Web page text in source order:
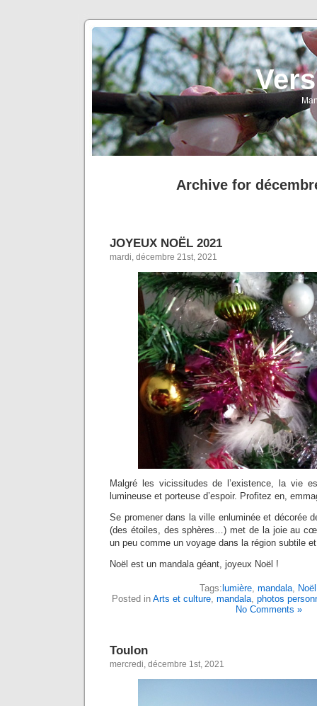
Archive for
JOYEUX NOËL 2021
mardi, décembre 21st, 2021
Malgré les vicissitudes de l’existence, la vie
lumineuse et porteuse d’espoir. Profitez en,
Se promener dans la ville enluminée et décorée
(des étoiles, des sphères…) met de la joie au
un peu comme un voyage dans la région subtile
Noël est un mandala géant, joyeux Noël !
Tags:lumière, mandala,
Posted in Arts et culture, mandala, photos
No Comments »
Toulon
mercredi, décembre 1st, 2021